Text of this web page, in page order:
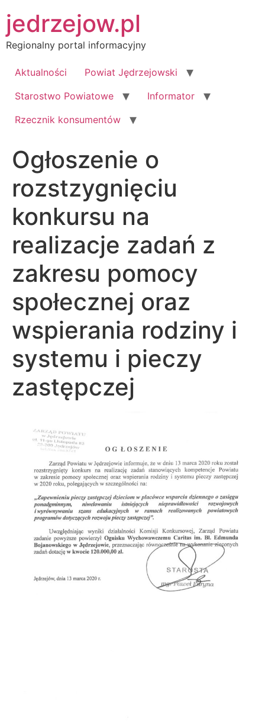
do
treści
jedrzejow.pl
Regionalny portal informacyjny
Aktualności
Powiat Jędrzejowski
Starostwo Powiatowe
Informator
Rzecznik konsumentów
Ogłoszenie o
rozstzygnięciu
konkursu na
realizacje zadań z
zakresu pomocy
społecznej oraz
wspierania rodziny i
systemu i pieczy
zastępczej